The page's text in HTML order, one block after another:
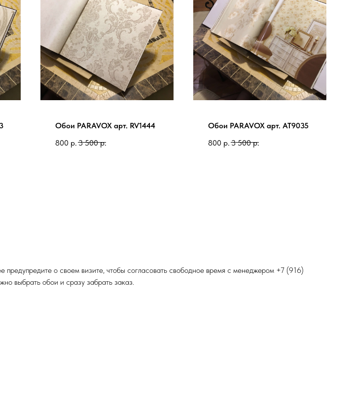
Обои PARAVOX арт. RV1444
800 р. 3 500 р.
Обои PARAVOX арт. AT9035
800 р. 3 500 р.
о своем визите, чтобы согласовать свободное время с менеджером +7 (916)
выбрать обои и сразу забрать заказ.